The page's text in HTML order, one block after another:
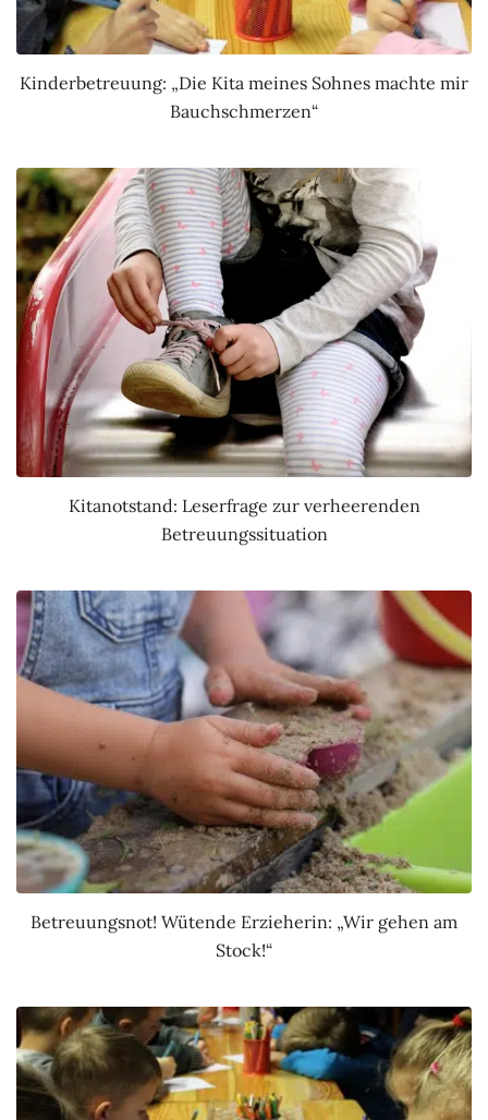
Kinderbetreuung: „Die Kita meines Sohnes machte mir
Bauchschmerzen“
Kitanotstand: Leserfrage zur verheerenden
Betreuungssituation
Betreuungsnot! Wütende Erzieherin: „Wir gehen am
Stock!“